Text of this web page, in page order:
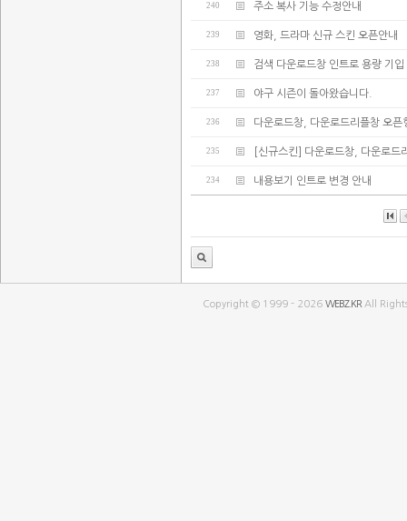
240 주소 복사 기능 수정안내
239 영화, 드라마 신규 스킨 오픈안내
238 검색 다운로드창 인트로 용량 기입
237 야구 시즌이 돌아왔습니다.
236 다운로드창, 다운로드리플창 오픈
235 [신규스킨] 다운로드창, 다운로드
234 내용보기 인트로 변경 안내
Copyright © 1999 - 2026WEBZ.KR All